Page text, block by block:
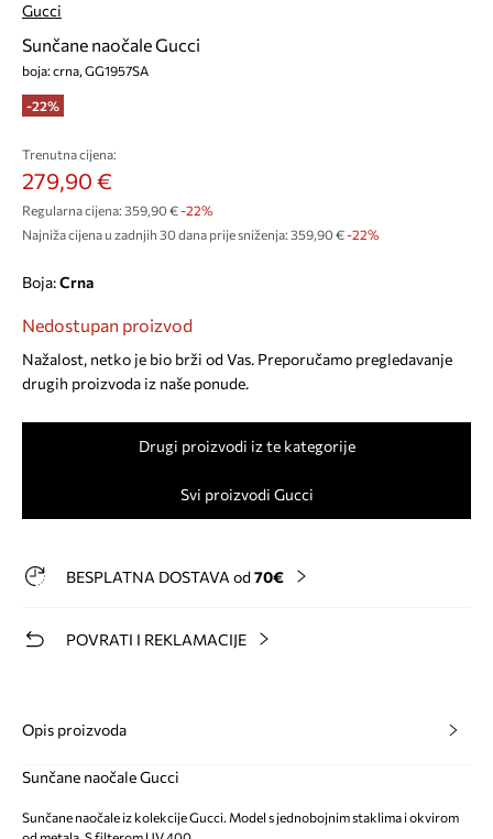
Gucci
Sunčane naočale Gucci
boja: crna, GG1957SA
-22%
Trenutna cijena:
279,90 €
Regularna cijena: 359,90 €-22%
Najniža cijena u zadnjih 30 dana prije sniženja: 359,90 € -22%
Boja: crna
Nedostupan proizvod
Nažalost, netko je bio brži od Vas. Preporučamo pregledavanje
drugih proizvoda iz naše ponude.
Drugi proizvodi iz te kategorije
Svi proizvodi Gucci
BESPLATNA DOSTAVA od 70€
POVRATI I REKLAMACIJE
Opis proizvoda
Sunčane naočale Gucci
Sunčane naočale iz kolekcije Gucci. Model s jednobojnim staklima i okvirom